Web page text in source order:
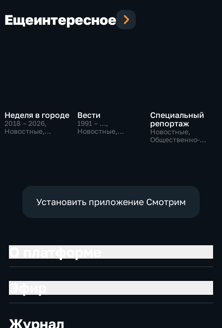
Ещеинтересное
Неделя в городе
2018 – 2026,
Новостные,
Вести
1991 – …,
Новостные,
Специальный
репортаж
Новостные,
Общественно-
Установить приложение Смотрим
Журнал